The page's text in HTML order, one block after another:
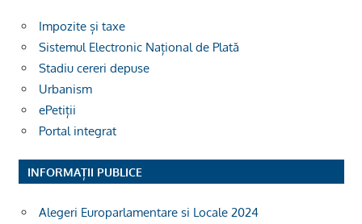
Impozite și taxe
Sistemul Electronic Național de Plată
Stadiu cereri depuse
Urbanism
ePetiții
Portal integrat
INFORMAȚII PUBLICE
Alegeri Europarlamentare si Locale 2024